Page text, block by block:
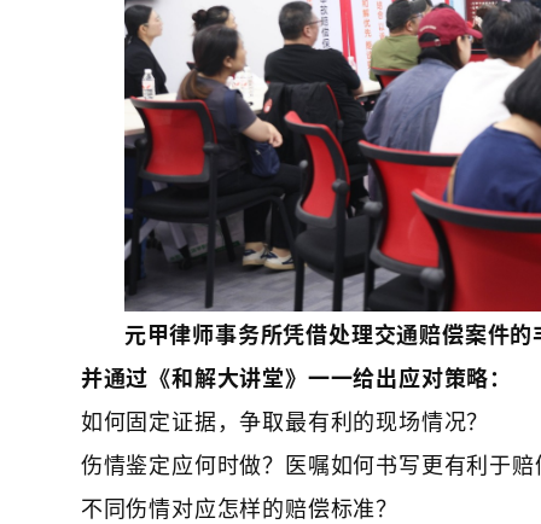
元甲律师事务所凭借处理交通赔偿案件
并通过《和解大讲堂》一一给出应对策略：
​如何固定证据，争取最有利的现场情况？​​
伤情鉴定应何时做？医嘱如何书写更有利于
​不同伤情对应怎样的赔偿标准？​​